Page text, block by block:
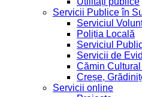
Servicii Publice în
Serviciul
Poliția Locală
Serviciul
Servicii de
Cămin
Creșe,
Servicii online